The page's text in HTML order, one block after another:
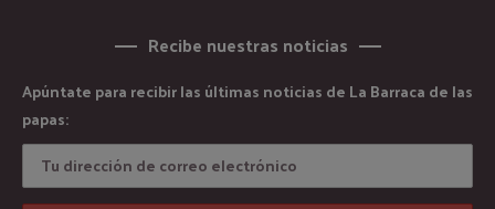
Recibe nuestras noticias
Apúntate para recibir las últimas noticias de La Barraca de las
papas: